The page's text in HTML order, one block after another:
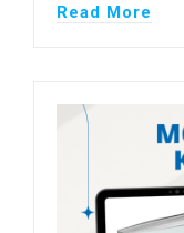
Read More